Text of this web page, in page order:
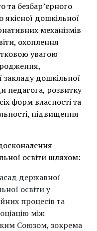
та безбар’єрного
дошкільної
механізмів
охоплення
увагою
закладу дошкільної
педагога, розвитку
форм власності та
підвищення
освіти шляхом:
державної
освіти у
процесів та
між
Союзом, зокрема